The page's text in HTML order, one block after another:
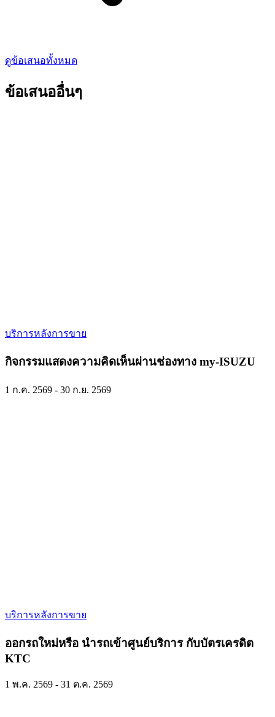
ดูข้อเสนอทั้งหมด
ข้อเสนออื่นๆ
บริการหลังการขาย
กิจกรรมแสดงความคิดเห็นผ่านช่องทาง my-ISUZU
1 ก.ค. 2569 - 30 ก.ย. 2569
บริการหลังการขาย
ออกรถใหม่หรือ นํารถเข้าศูนย์บริการ กับบัตรเครดิต
KTC
1 พ.ค. 2569 - 31 ต.ค. 2569